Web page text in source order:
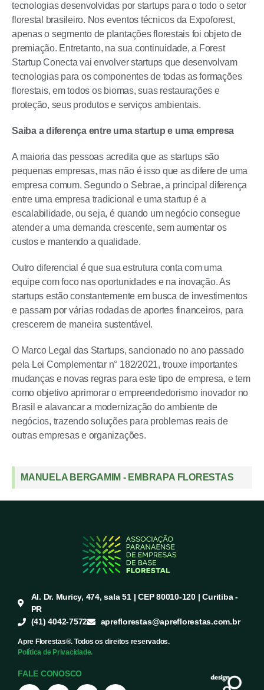
tecnologias desenvolvidas por startups para o todo o setor
florestal brasileiro. Nos eventos técnicos da Expoforest,
apenas o segmento de plantações florestais foi objeto de
premiação. Entretanto, na sua continuidade, a Forest
Startup Conecta vai envolver startups que desenvolvam
tecnologias para os componentes de todas as formações
florestais, em todos os biomas, suas restaurações e
proteção, seus produtos e serviços ambientais.
Saiba a diferença entre uma startup e uma empresa
A maioria das pessoas acredita que as startups são
pequenas empresas, mas não é isso que as difere de uma
empresa comum. Segundo o Sebrae, a principal diferença
entre uma empresa tradicional e uma startup é a
escalabilidade, ou seja, é quando um negócio consegue
atender a uma demanda crescente, sem aumentar os
custos e mantendo a qualidade.
Outro diferencial é que sua estrutura conta com uma
equipe com foco nas oportunidades e na inovação. As
startups estão constantemente em busca de investimentos
e passam por várias rodadas de aportes financeiros, para
crescerem de maneira sustentável.
O Marco Legal das Startups, sancionado no ano passado
pela Lei Complementar n° 182/2021, trouxe importantes
mudanças e novas regras para este tipo de empresa, e tem
como objetivo aprimorar o empreendedorismo inovador no
Brasil e alavancar a modernização do ambiente de
negócios, trazendo soluções para problemas reais de
outras empresas e organizações.
MANUELA BERGAMIM - EMBRAPA FLORESTAS
Al. Dr. Muricy, 474, sala 51 | CEP 80010-120 | Curitiba -
PR
(41) 4042-7572
apreflorestas@apreflorestas.com.br
Apre Florestas®. Todos os direitos reservados.
Política de Privacidade.
FALE CONOSCO